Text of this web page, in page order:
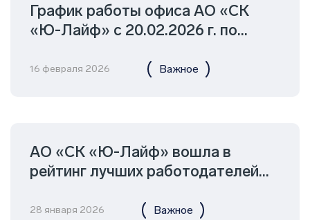
График работы офиса АО «СК
«Ю-Лайф» с 20.02.2026 г. по
16 февраля 2026 Важное
АО «СК «Ю-Лайф» вошла в
рейтинг лучших работодателей
28 января 2026 Важное